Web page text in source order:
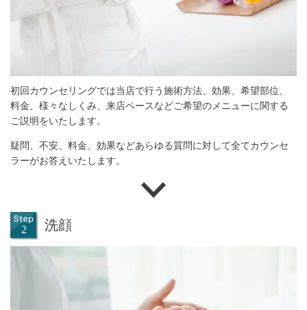
初回カウンセリングでは当店で行う施術方法、効果、希望部位、
料金、様々なしくみ、来店ペースなどご希望のメニューに関する
ご説明をいたします。
疑問、不安、料金、効果などあらゆる質問に対して全てカウンセ
ラーがお答えいたします。
洗顔